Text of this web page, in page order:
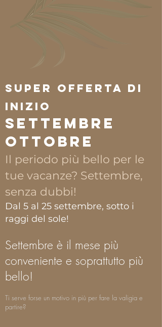
Super Offerta di
Inizio
Settembre
OTTOBRE
Il periodo più bello per le
tue vacanze? Settembre,
senza dubbi!
Dal 5 al 25 settembre, sotto i
raggi del sole!
Settembre è il mese più
conveniente e soprattutto più
bello!
Ti serve forse un motivo in più per fare la valigia e
partire?